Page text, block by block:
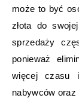
może to być
złota do
sprzedaży
ponieważ
więcej czasu i
nabywców oraz